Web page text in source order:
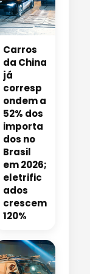
Carros
da China
já
corresp
ondem a
52% dos
importa
dos no
Brasil
em 2026;
eletrific
ados
crescem
120%